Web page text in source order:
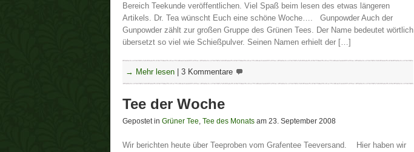
Bereich Teekunde veröffentlichen. Viel Spaß beim lesen des etwas längeren
Artikels. Dr. Tea wünscht Euch eine schöne Woche…. Gunpowder Auch der
Gunpowder zählt zur großen Gruppe des Grünen Tees. Der Name bedeutet wörtlich
übersetzt so viel wie Schießpulver. Seinen Namen erhielt der […]
→ Mehr lesen 3 Kommentare
Tee der Woche
Gepostet in Grüner Tee, Tee des Monats am 23. September 2008
Wir berichten heute über Teeproben vom Grafentee Teeversand. Hier haben wir